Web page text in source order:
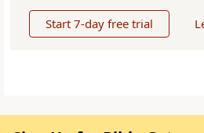
Start 7-day free trial